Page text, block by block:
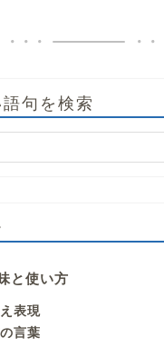
句を検索
と使い方
表現
言葉